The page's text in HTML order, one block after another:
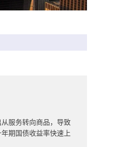
服务转向商品，导致
期国债收益率快速上